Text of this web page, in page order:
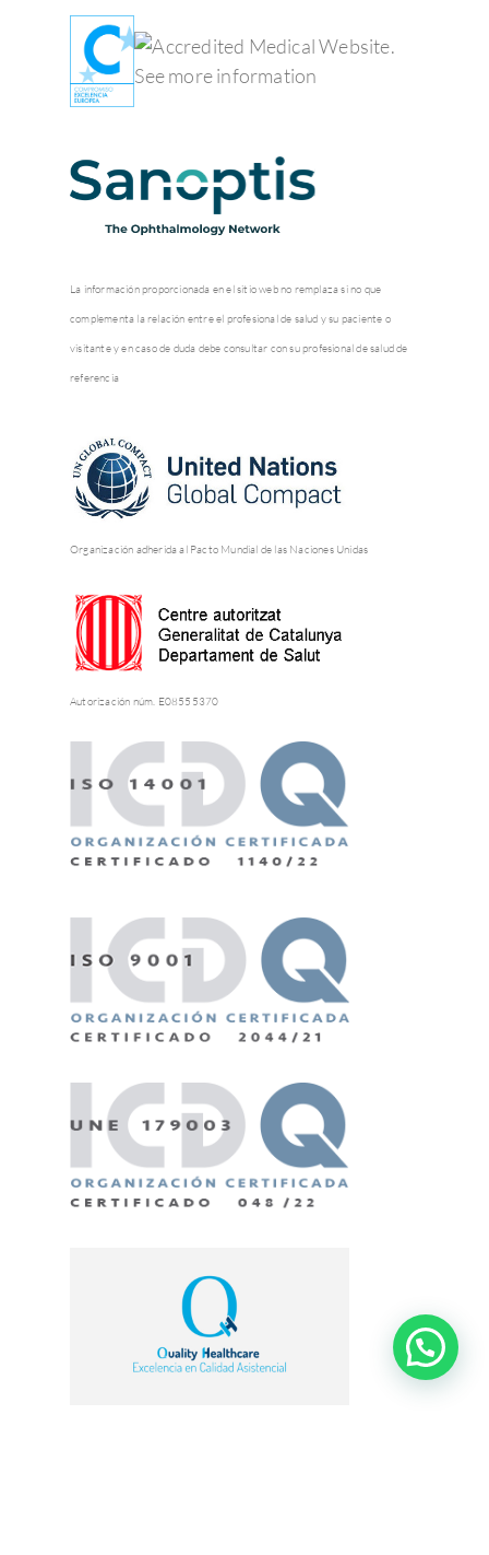
La información proporcionada en el sitio web no remplaza si no que
complementa la relación entre el profesional de salud y su paciente o
visitante y en caso de duda debe consultar con su profesional de salud de
referencia
Organización adherida al Pacto Mundial de las Naciones Unidas
Autorización núm. E08555370